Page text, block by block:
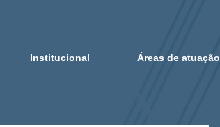
Institucional Áreas de atuação